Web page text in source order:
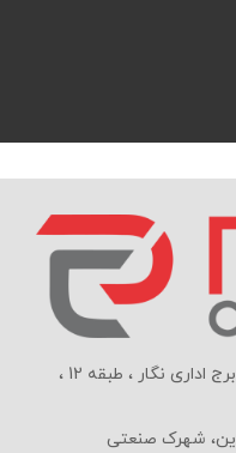
دفتر مرکزی : تهران، میدان ونک ، برج اداری نگار ، طبقه 12 ،
– قزوین، شهرک صنعتی